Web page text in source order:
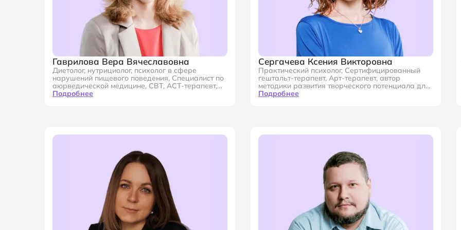
Гаврилова Вера Вячеславовна
Диетолог, нутрициолог, психолог в сфере
нарушений пищевого поведения, Специалист по
аюрведической медицине, CBT, ACT-терапевт,
Член АКПП, член РОСДНП
Подробнее
Сергачева Ксения Викторовна
Практический психолог, Сертифицированный
гештальт-терапевт, Арт-терапевт, автор
методики развития творческого потенциала для
взрослых, Преподаватель и автор учебных
Подробнее